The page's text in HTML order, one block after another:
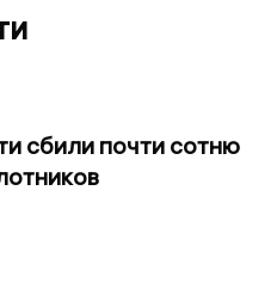
сбили почти сотню